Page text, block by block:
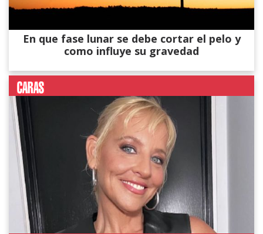
En que fase lunar se debe cortar el pelo y
como influye su gravedad